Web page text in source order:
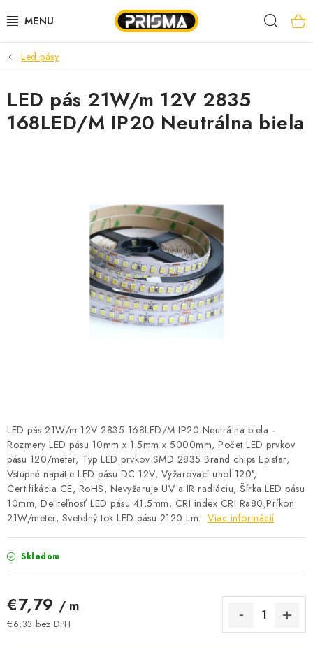
na
OBCHOD
AKCIE
LED PÁSY
MODULÁRNE PRÍSTROJE
SVORKY, ROZBOČOVAČE A OSTATNÉ
BATÉRIE A NABÍJAČKY
SVIETIDLÁ A SVETELNÉ ZDROJE
ÚLOŽNÝ MATERIÁL
ZÁSUVKY A VYPÍNAČE
Led pásy
LED pás 21W/m 12V 2835 168LED/M IP20 Neutrálna biela -
Rozmery LED pásu 10mm x 1.5mm x 5000mm, Počet LED prvkov
pásu 120/meter, Typ LED prvkov SMD 2835 Brand chips Epistar,
Vstupné napätie LED pásu DC 12V, Vyžarovací uhol 120°,
Certifikácia CE, RoHS, Nevyžaruje UV a IR radiáciu, Šírka LED pásu
10mm, Deliteľnosť LED pásu 41,5mm, CRI index CRI Ra80,Príkon
21W/meter, Svetelný tok LED pásu 2120 Lm. Viac informácií
Skladom
€7,79 / m
€6,33 bez DPH
LED pás 21W/m 12V 2835
168LED/M IP20 Neutrálna biela